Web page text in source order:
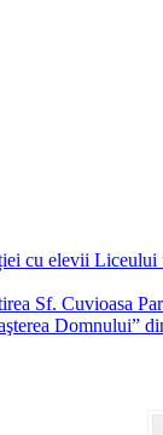
cu elevii
Sf. Cuvioasa
Domnului”